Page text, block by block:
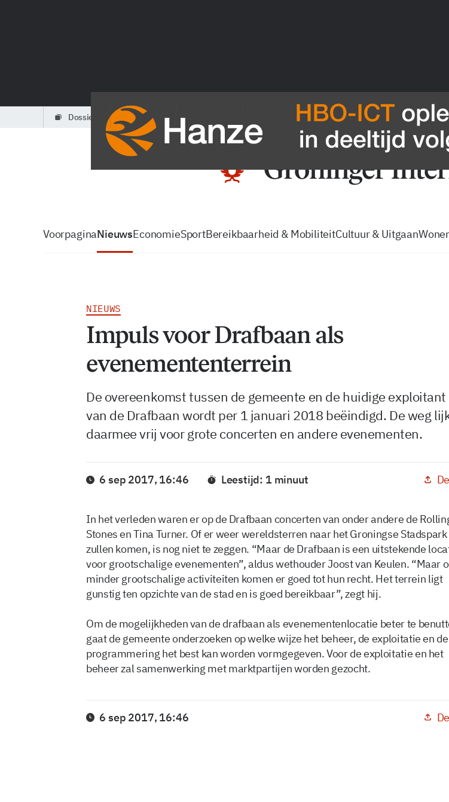
dossiers partners vacatures zo volg je de GIC
VoorpaginaNieuwsEconomieSportBereikbaarheid & MobiliteitCultuur & Uitgaan
NIEUWS
Impuls voor Drafbaan als
evenemententerrein
De overeenkomst tussen de gemeente en de huidige exploitant
van de Drafbaan wordt per 1 januari 2018 beëindigd. De weg
daarmee vrij voor grote concerten en andere evenementen.
6 sep 2017, 16:46 Leestijd: 1 minuut
In het verleden waren er op de Drafbaan concerten van onder andere de
Stones en Tina Turner. Of er weer wereldsterren naar het Groningse Stadspark
zullen komen, is nog niet te zeggen. “Maar de Drafbaan is een uitstekende
voor grootschalige evenementen”, aldus wethouder Joost van Keulen. “Maar
minder grootschalige activiteiten komen er goed tot hun recht. Het terrein ligt
gunstig ten opzichte van de stad en is goed bereikbaar”, zegt hij.
Om de mogelijkheden van de drafbaan als evenementenlocatie beter te
gaat de gemeente onderzoeken op welke wijze het beheer, de exploitatie en de
programmering het best kan worden vormgegeven. Voor de exploitatie en het
beheer zal samenwerking met marktpartijen worden gezocht.
6 sep 2017, 16:46